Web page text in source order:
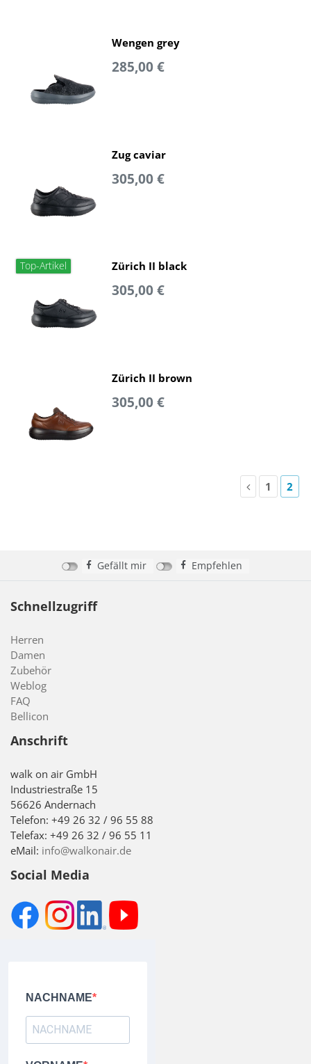
Wengen grey
285,00 €
Zug caviar
305,00 €
Top-Artikel Zürich II black
305,00 €
Zürich II brown
305,00 €
1 2
Gefällt mir Empfehlen
Schnellzugriff
Herren
Damen
Zubehör
Weblog
FAQ
Bellicon
Anschrift
walk on air GmbH
Industriestraße 15
56626 Andernach
Telefon: +49 26 32 / 96 55 88
Telefax: +49 26 32 / 96 55 11
eMail: info@walkonair.de
Social Media
NACHNAME